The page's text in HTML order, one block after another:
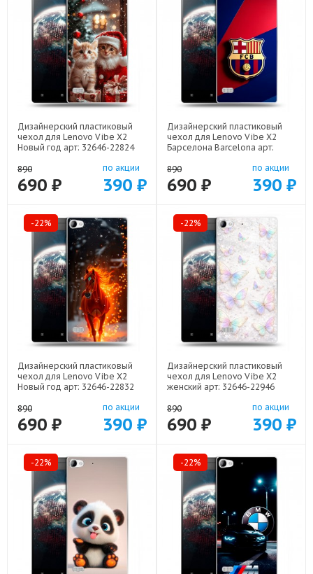
Дизайнерский пластиковый
чехол для Lenovo Vibe X2
Новый год арт: 32646-22824
890
690 ₽
по акции
390 ₽
Дизайнерский пластиковый
чехол для Lenovo Vibe X2
Барселона Barcelona арт:
890
690 ₽
по акции
390 ₽
-22%
Дизайнерский пластиковый
чехол для Lenovo Vibe X2
Новый год арт: 32646-22832
890
690 ₽
по акции
390 ₽
-22%
Дизайнерский пластиковый
чехол для Lenovo Vibe X2
женский арт: 32646-22946
890
690 ₽
по акции
390 ₽
-22% -22%